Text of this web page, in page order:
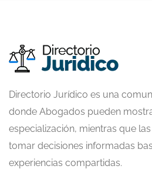
Directorio Jurídico es una
donde Abogados pueden
especialización, mientras que
tomar decisiones informadas
experiencias compartidas.